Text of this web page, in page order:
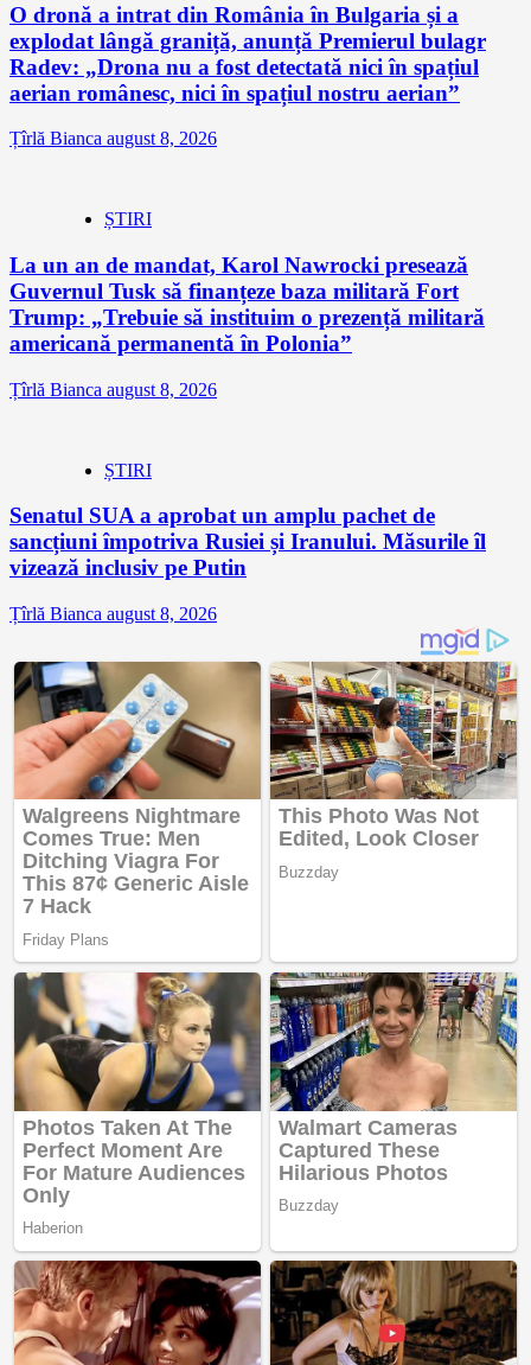
O dronă a intrat din România în Bulgaria și a
explodat lângă graniță, anunță Premierul bulagr
Radev: „Drona nu a fost detectată nici în spațiul
aerian românesc, nici în spațiul nostru aerian”
Țîrlă Bianca august 8, 2026
ȘTIRI
La un an de mandat, Karol Nawrocki presează
Guvernul Tusk să finanțeze baza militară Fort
Trump: „Trebuie să instituim o prezență militară
americană permanentă în Polonia”
Țîrlă Bianca august 8, 2026
ȘTIRI
Senatul SUA a aprobat un amplu pachet de
sancțiuni împotriva Rusiei și Iranului. Măsurile îl
vizează inclusiv pe Putin
Țîrlă Bianca august 8, 2026